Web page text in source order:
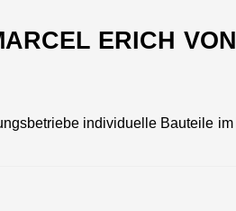
ERICH
individuelle Bauteile